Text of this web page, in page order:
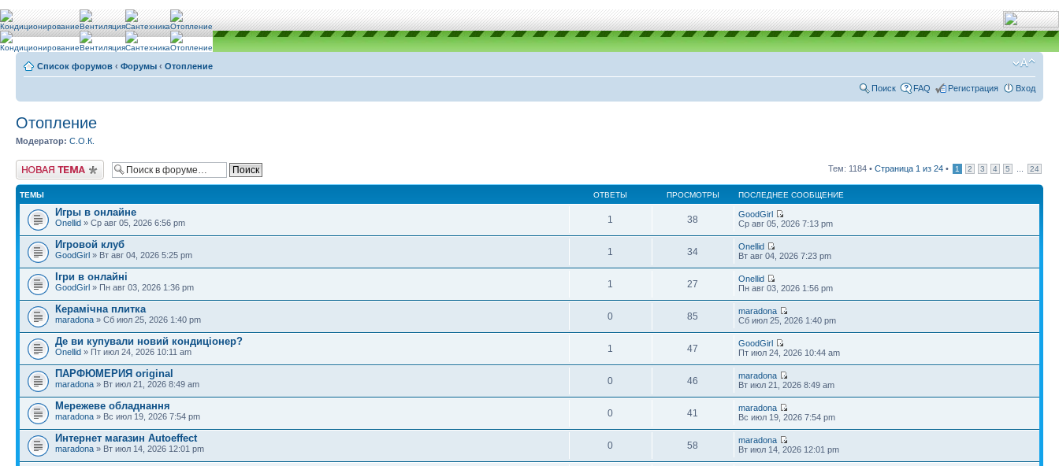
Список форумов ‹ Форумы ‹ Отопление
Поиск FAQ Регистрация Вход
Отопление
Модератор: С.О.К.
Новая тема Тем: 1184 • Страница 1 из 24 • 1 2 3 4 5 24
ТЕМЫ ОТВЕТЫ ПРОСМОТРЫ ПОСЛЕДНЕЕ СООБЩЕНИЕ
Игры в онлайне
Onellid » Ср авг 05, 2026 6:56 pm 1 38
GoodGirl
Ср авг 05, 2026 7:13 pm
Игровой клуб
GoodGirl » Вт авг 04, 2026 5:25 pm 1 34
Onellid
Вт авг 04, 2026 7:23 pm
Ігри в онлайні
GoodGirl » Пн авг 03, 2026 1:36 pm 1 27
Onellid
Пн авг 03, 2026 1:56 pm
Керамічна плитка
maradona » Сб июл 25, 2026 1:40 pm 0 85
maradona
Сб июл 25, 2026 1:40 pm
Де ви купували новий кондиціонер?
Onellid » Пт июл 24, 2026 10:11 am 1 47
GoodGirl
Пт июл 24, 2026 10:44 am
ПАРФЮМЕРИЯ original
maradona » Вт июл 21, 2026 8:49 am 0 46
maradona
Вт июл 21, 2026 8:49 am
Мережеве обладнання
maradona » Вс июл 19, 2026 7:54 pm 0 41
maradona
Вс июл 19, 2026 7:54 pm
Интернет магазин Autoeffect
maradona » Вт июл 14, 2026 12:01 pm 0 58
maradona
Вт июл 14, 2026 12:01 pm